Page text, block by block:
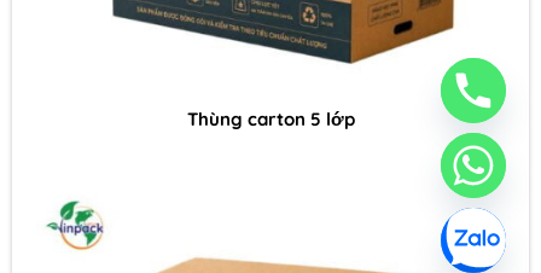
Thùng carton 5 lớp